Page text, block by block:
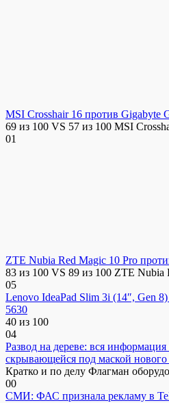
MSI Crosshair 16 против Gigabyte
69 из 100 VS 57 из 100 MSI
01
ZTE Nubia Red Magic 10 Pro
83 из 100 VS 89 из 100 ZTE Nubia
05
Lenovo IdeaPad Slim 3i (14″, Gen
5630
40 из 100
04
Развод на дереве: вся
скрывающейся под маской нового
Кратко и по делу Флагман
00
СМИ: ФАС признала рекламу в